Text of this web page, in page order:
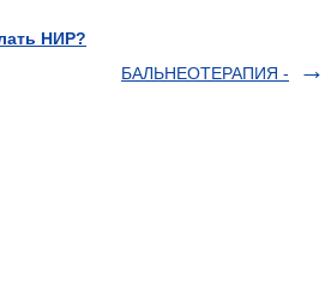
НИР?
БАЛЬНЕОТЕРАПИЯ -